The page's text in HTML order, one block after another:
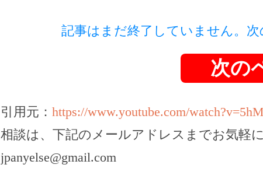
記事はまだ終了していません。
次の
引用元： https://www.youtube.com/
相談は、下記のメールアドレスまでお気軽
jpanyelse@gmail.com